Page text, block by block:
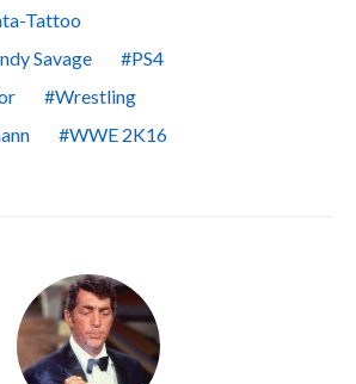
Tattoo
Savage
PS4
Wrestling
WWE 2K16